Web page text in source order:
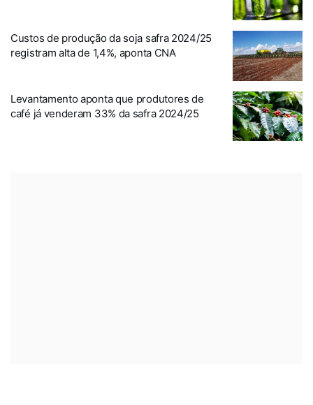
Custos de produção da soja safra 2024/25
registram alta de 1,4%, aponta CNA
Levantamento aponta que produtores de
café já venderam 33% da safra 2024/25